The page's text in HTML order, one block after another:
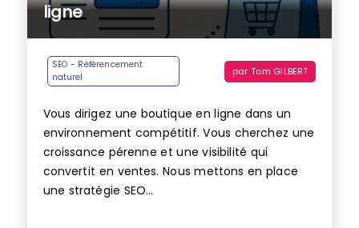
ligne
SEO - Référencement
naturel
parTom GILBERT
Vous dirigez une boutique en ligne dans un
environnement compétitif. Vous cherchez une
croissance pérenne et une visibilité qui
convertit en ventes. Nous mettons en place
une stratégie SEO...